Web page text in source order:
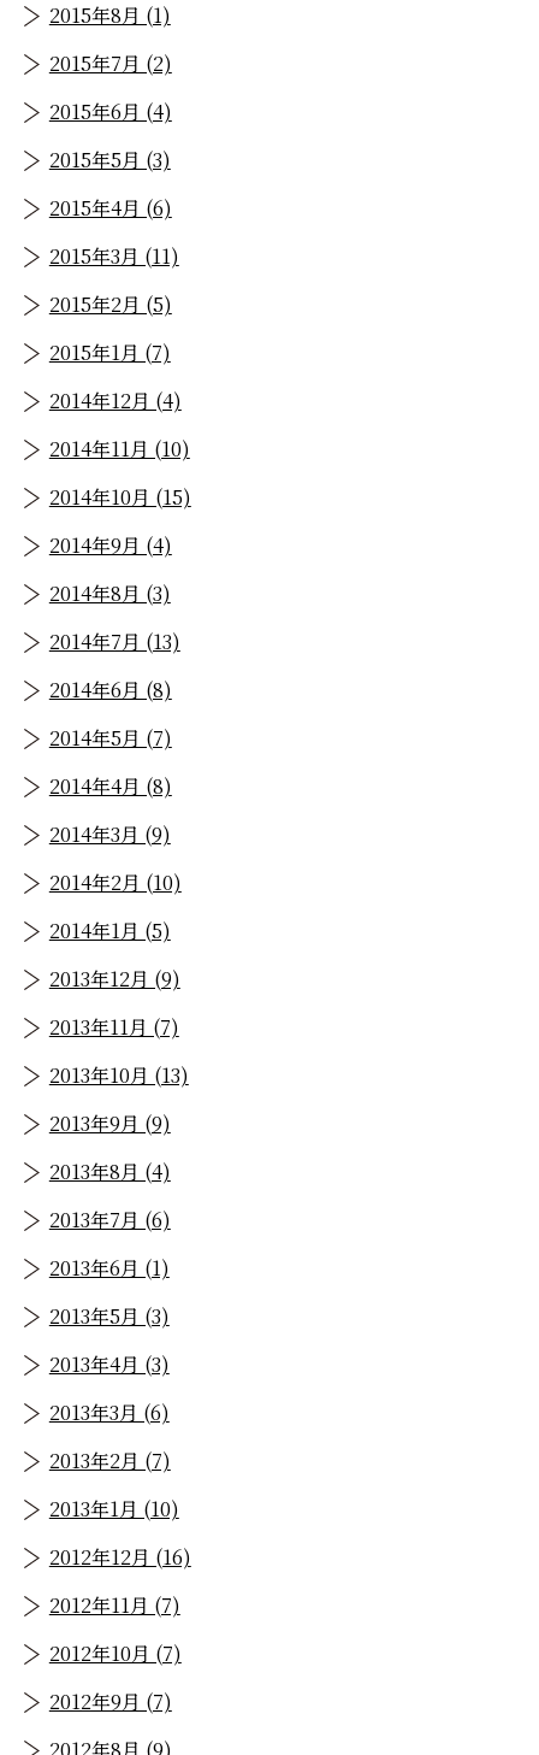
2015年8月 (1)
2015年7月 (2)
2015年6月 (4)
2015年5月 (3)
2015年4月 (6)
2015年3月 (11)
2015年2月 (5)
2015年1月 (7)
2014年12月 (4)
2014年11月 (10)
2014年10月 (15)
2014年9月 (4)
2014年8月 (3)
2014年7月 (13)
2014年6月 (8)
2014年5月 (7)
2014年4月 (8)
2014年3月 (9)
2014年2月 (10)
2014年1月 (5)
2013年12月 (9)
2013年11月 (7)
2013年10月 (13)
2013年9月 (9)
2013年8月 (4)
2013年7月 (6)
2013年6月 (1)
2013年5月 (3)
2013年4月 (3)
2013年3月 (6)
2013年2月 (7)
2013年1月 (10)
2012年12月 (16)
2012年11月 (7)
2012年10月 (7)
2012年9月 (7)
2012年8月 (9)